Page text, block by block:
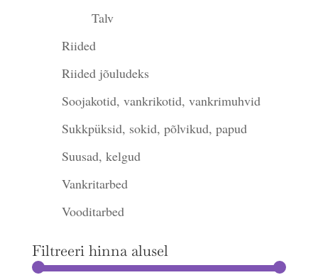
Talv
Riided
Riided jõuludeks
Soojakotid, vankrikotid, vankrimuhvid
Sukkpüksid, sokid, põlvikud, papud
Suusad, kelgud
Vankritarbed
Vooditarbed
Filtreeri hinna alusel